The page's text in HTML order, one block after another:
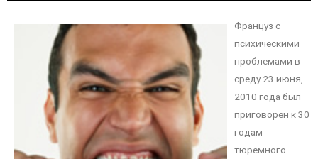
Француз с
психическими
проблемами в
среду 23 июня,
2010 года был
приговорен к 30
годам
тюремного